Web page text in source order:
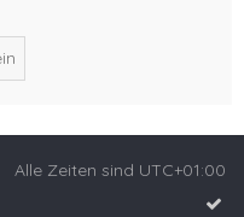
Alle Zeiten sind UTC+01:00